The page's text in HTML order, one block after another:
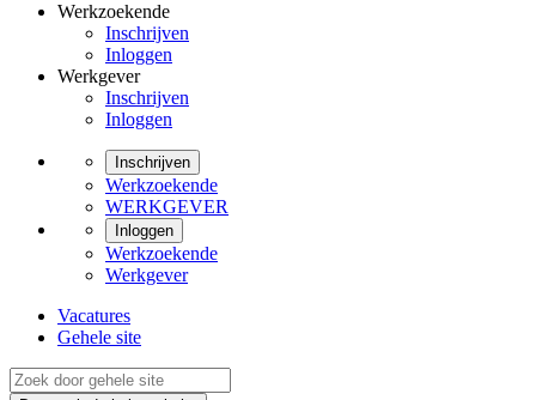
Werkzoekende
Inschrijven
Inloggen
Werkgever
Inschrijven
Inloggen
Inschrijven
Werkzoekende
WERKGEVER
Inloggen
Werkzoekende
Werkgever
Vacatures
Gehele site